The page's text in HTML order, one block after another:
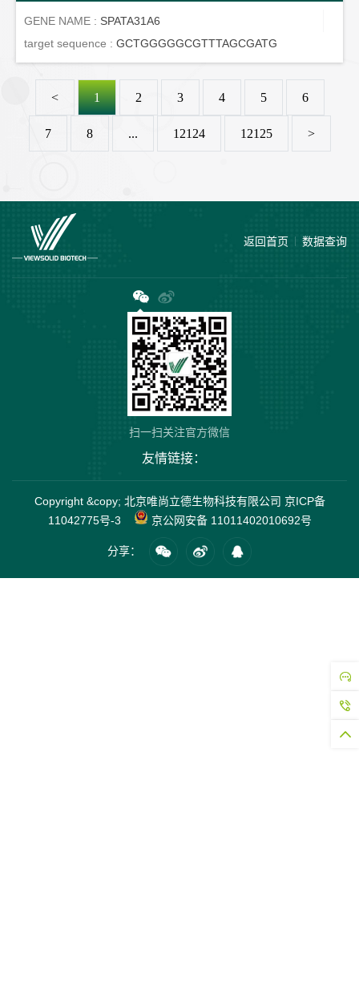
GENE NAME : SPATA31A6
target sequence : GCTGGGGGCGTTTAGCGATG
< 1 2 3 4 5 6
7 8 ... 12124 12125 >
返回首页 数据查询
扫一扫关注官方微信
友情链接：
Copyright &copy; 北京唯尚立德生物科技有限公司 京ICP备
11042775号-3
京公网安备 11011402010692号
分享：